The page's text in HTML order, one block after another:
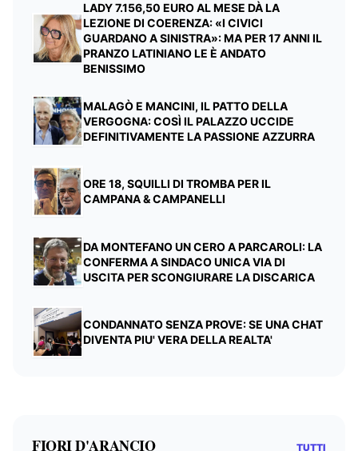
LADY 7.156,50 EURO AL MESE DÀ LA
LEZIONE DI COERENZA: «I CIVICI
GUARDANO A SINISTRA»: MA PER 17 ANNI IL
PRANZO LATINIANO LE È ANDATO
BENISSIMO
MALAGÒ E MANCINI, IL PATTO DELLA
VERGOGNA: COSÌ IL PALAZZO UCCIDE
DEFINITIVAMENTE LA PASSIONE AZZURRA
ORE 18, SQUILLI DI TROMBA PER IL
CAMPANA & CAMPANELLI
DA MONTEFANO UN CERO A PARCAROLI: LA
CONFERMA A SINDACO UNICA VIA DI
USCITA PER SCONGIURARE LA DISCARICA
CONDANNATO SENZA PROVE: SE UNA CHAT
DIVENTA PIU' VERA DELLA REALTA'
FIORI D'ARANCIO TUTTI